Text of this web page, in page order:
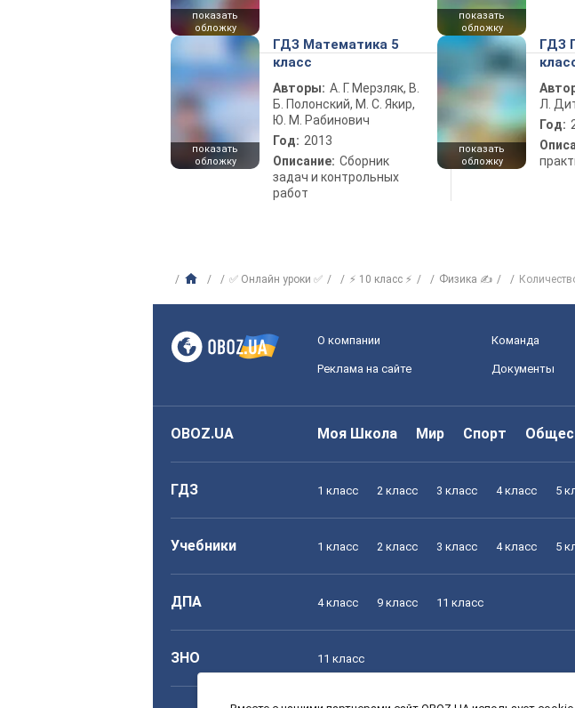
показать
обложку
показать
обложку
показать
обложку
ГДЗ Математика 5
класс
Авторы: А. Г. Мерзляк, В.
Б. Полонский, М. С. Якир,
Ю. М. Рабинович
Год: 2013
Описание: Сборник
задач и контрольных
работ
показать
обложку
ГДЗ
Л.
Год:
✅ Онлайн уроки ✅ ⚡ 10 класс ⚡ Физика ✍
О компании Команда
Реклама на сайте Документы
OBOZ.UA Моя Школа Мир Спорт
ГДЗ 1 класс 2 класс 3 класс 4 класс 5
Учебники 1 класс 2 класс 3 класс 4 класс 5
ДПА 4 класс 9 класс 11 класс
ЗНО 11 класс